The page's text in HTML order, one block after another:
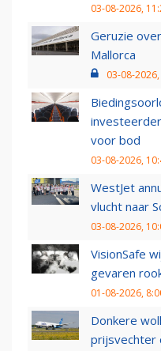
03-08-2026,
Geruzie
Mallorca
03-08-
voor bod
03-08-2026,
WestJet
vlucht naar
03-08-2026,
VisionSafe
gevaren
01-08-2026,
Donkere
prijsvechter